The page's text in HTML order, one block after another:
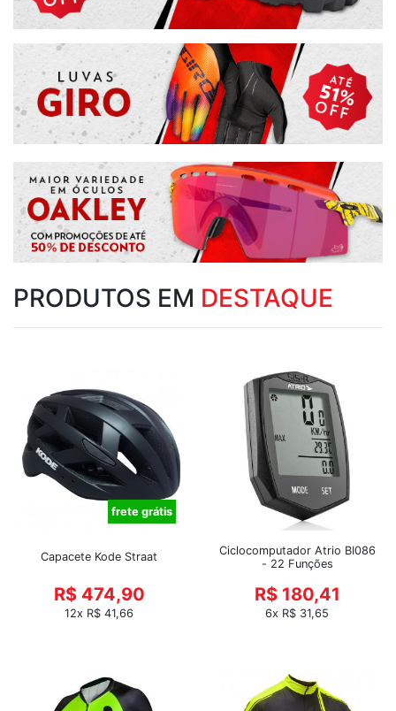
PRODUTOS EM DESTAQUE
frete grátis
Capacete Kode Straat
R$ 474,90
12x R$ 41,66
Ciclocomputador Atrio BI086
- 22 Funções
R$ 180,41
6x R$ 31,65